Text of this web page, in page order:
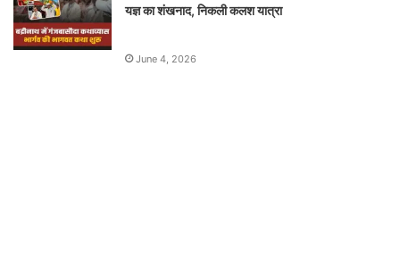
यज्ञ का शंखनाद, निकली कलश यात्रा
June 4, 2026